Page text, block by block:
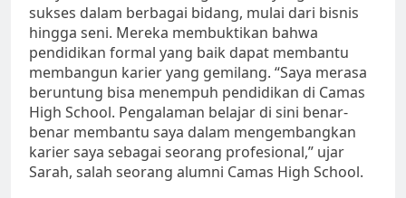
sukses dalam berbagai bidang, mulai dari bisnis
hingga seni. Mereka membuktikan bahwa
pendidikan formal yang baik dapat membantu
membangun karier yang gemilang. “Saya merasa
beruntung bisa menempuh pendidikan di Camas
High School. Pengalaman belajar di sini benar-
benar membantu saya dalam mengembangkan
karier saya sebagai seorang profesional,” ujar
Sarah, salah seorang alumni Camas High School.